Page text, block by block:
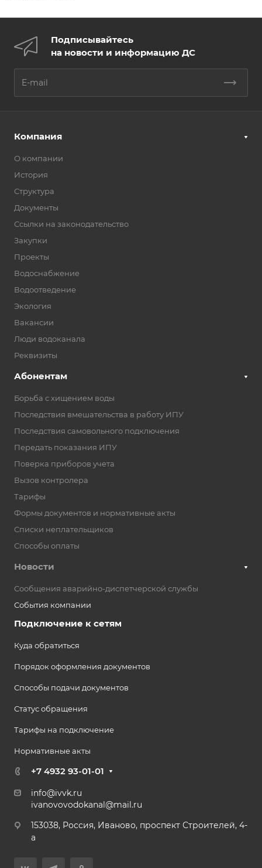
Подписывайтесь
на новости и информацию ДС
Компания
О компании
История
Структура
Документы
Ссылки на законодательство
Закупки
Проекты
Водоснабжение
Водоотведение
Экология
Вакансии
Люди водоканала
Реквизиты
Абонентам
Борьба с хищением воды
Последствия вмешательства в работу ИПУ
Последствия самовольного подключения
Передать показания ИПУ
Поверка приборов учета
Вызов контролера
Тарифы
Формы документов и нормативные акты
Списки неплательщиков
Способы оплаты
Новости
Сообщения аварийно-диспетчерской службы
События компании
Подключение к сетям
Куда обратиться
Порядок оформления документов
Способы подачи документов
Статус обращения
Тарифы на подключение
Нормативные акты
+7 4932 93-01-01
info@ivvk.ru
ivanovovodokanal@mail.ru
153038, Россия, Иваново, проспект Строителей, 4-
а